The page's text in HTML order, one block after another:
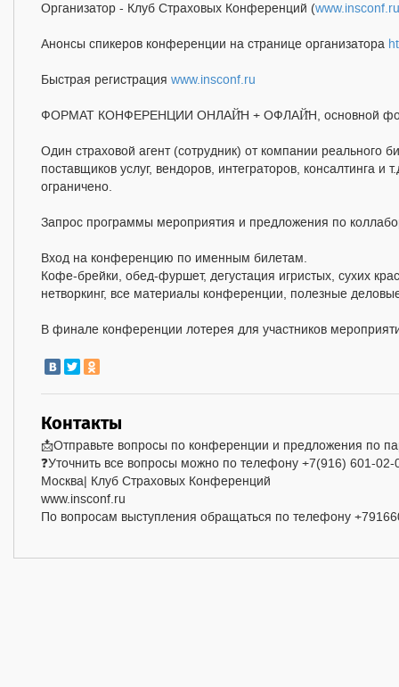
Организатор - Клуб Страховых Конференций (
Анонсы спикеров конференции на странице организатора
Быстрая регистрация www.insconf.ru
ФОРМАТ КОНФЕРЕНЦИИ ОНЛАЙ̆Н + ОФЛАЙ̆Н, основной
Один страховой агент (сотрудник) от компании
поставщиков услуг, вендоров, интеграторов, консалтинга и
ограничено.
Запрос программы мероприятия и предложения по
Вход на конференцию по именным билетам.
Кофе-брейки, обед-фуршет, дегустация игристых, сухих
нетворкинг, все материалы конференции, полезные
В финале конференции лотерея для участников
Контакты
📩Отправьте вопросы по конференции и предложения по
❓Уточнить все вопросы можно по телефону +7(916) 601-02-
Москва| Клуб Страховых Конференций
www.insconf.ru
По вопросам выступления обращаться по телефону